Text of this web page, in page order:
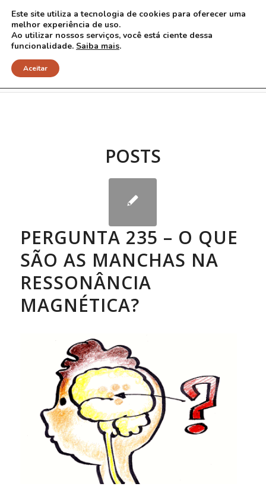
Arquivo para Tag: hamartomas
POSTS
PERGUNTA 235 – O QUE
SÃO AS MANCHAS NA
RESSONÂNCIA
MAGNÉTICA?
Este site utiliza a tecnologia de cookies para oferecer uma
melhor experiência de uso.
Ao utilizar nossos serviços, você está ciente dessa
funcionalidade. Saiba mais.
Aceitar